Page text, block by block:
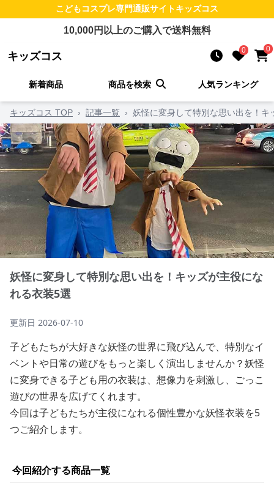
こどもコスプレ専門通販サイトキッズコス
10,000円以上のご購入で送料無料
キッズコス 0 0
新着商品 商品を検索 人気ランキング
キッズコス TOP › 記事一覧 › 妖怪に変身して特別な思い出を！キ
妖怪に変身して特別な思い出を！キッズが主役にな
れる衣装5選
更新日 2026-07-10
子どもたちが大好きな妖怪の世界に飛び込んで、特別なイ
ベントや日常の遊びをもっと楽しく演出しませんか？妖怪
に変身できる子ども用の衣装は、想像力を刺激し、ごっこ
遊びの世界を広げてくれます。
今回は子どもたちが主役になれる個性豊かな妖怪衣装を5
つご紹介します。
今回紹介する商品一覧